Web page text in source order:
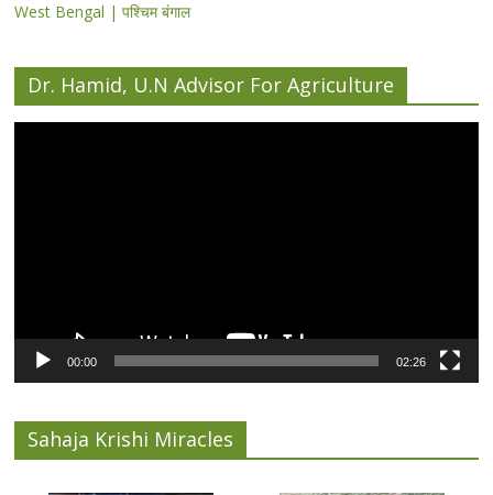
West Bengal | पश्चिम बंगाल
Dr. Hamid, U.N Advisor For Agriculture
00:00 02:26
Sahaja Krishi Miracles